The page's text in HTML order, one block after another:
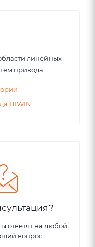
линейных
привода
HIWIN
ответят на любой
вопрос